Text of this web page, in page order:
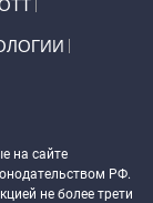
на сайте
РФ.
не более трети